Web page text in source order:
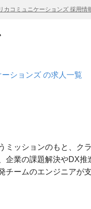
カコミュニケーションズ 採用情
ションズ の求人一覧
ミッションのもと、ク
業の課題解決やDX推
ームのエンジニアが支